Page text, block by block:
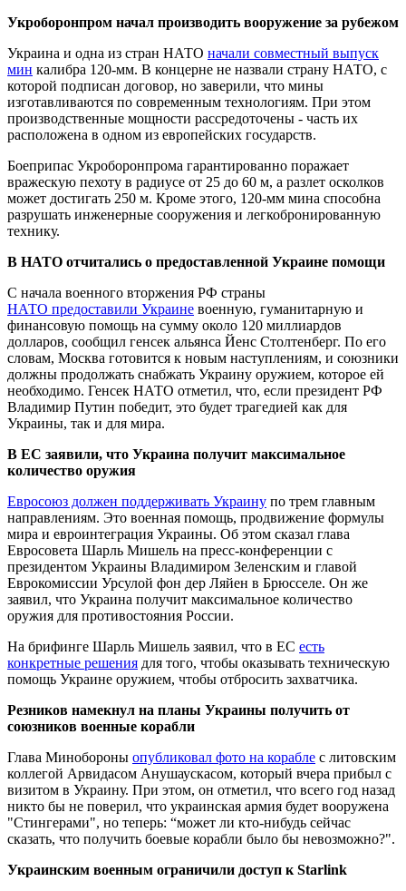
Укроборонпром начал производить вооружение за рубежом
Украина и одна из стран НАТО начали совместный выпуск
мин калибра 120-мм. В концерне не назвали страну НАТО, с
которой подписан договор, но заверили, что мины
изготавливаются по современным технологиям. При этом
производственные мощности рассредоточены - часть их
расположена в одном из европейских государств.
Боеприпас Укроборонпрома гарантированно поражает
вражескую пехоту в радиусе от 25 до 60 м, а разлет осколков
может достигать 250 м. Кроме этого, 120-мм мина способна
разрушать инженерные сооружения и легкобронированную
технику.
В НАТО отчитались о предоставленной Украине помощи
С начала военного вторжения РФ страны
НАТО предоставили Украине военную, гуманитарную и
финансовую помощь на сумму около 120 миллиардов
долларов, сообщил генсек альянса Йенс Столтенберг. По его
словам, Москва готовится к новым наступлениям, и союзники
должны продолжать снабжать Украину оружием, которое ей
необходимо. Генсек НАТО отметил, что, если президент РФ
Владимир Путин победит, это будет трагедией как для
Украины, так и для мира.
В ЕС заявили, что Украина получит максимальное
количество оружия
Евросоюз должен поддерживать Украину по трем главным
направлениям. Это военная помощь, продвижение формулы
мира и евроинтеграция Украины. Об этом сказал глава
Евросовета Шарль Мишель на пресс-конференции с
президентом Украины Владимиром Зеленским и главой
Еврокомиссии Урсулой фон дер Ляйен в Брюсселе. Он же
заявил, что Украина получит максимальное количество
оружия для противостояния России.
На брифинге Шарль Мишель заявил, что в ЕС есть
конкретные решения для того, чтобы оказывать техническую
помощь Украине оружием, чтобы отбросить захватчика.
Резников намекнул на планы Украины получить от
союзников военные корабли
Глава Минобороны опубликовал фото на корабле с литовским
коллегой Арвидасом Анушаускасом, который вчера прибыл с
визитом в Украину. При этом, он отметил, что всего год назад
никто бы не поверил, что украинская армия будет вооружена
"Стингерами", но теперь: “может ли кто-нибудь сейчас
сказать, что получить боевые корабли было бы невозможно?".
Украинским военным ограничили доступ к Starlink